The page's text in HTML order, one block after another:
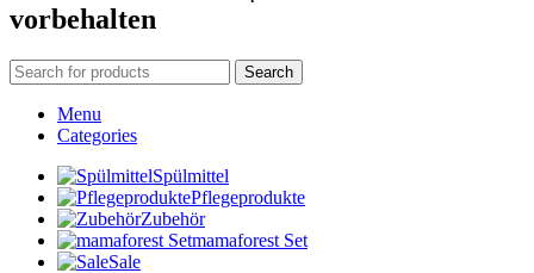
vorbehalten
Search
Menu
Categories
Spülmittel
Pflegeprodukte
Zubehör
mamaforest Set
Sale